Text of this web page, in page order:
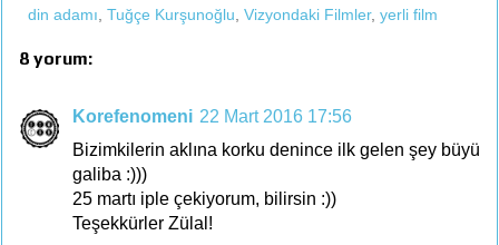
din adamı Tuğçe Kurşunoğlu Vizyondaki Filmler, yerli film
8 yorum:
Korefenomeni 22 Mart 2016 17:56
Bizimkilerin aklına korku denince ilk gelen şey büyü
galiba :)))
25 martı iple çekiyorum, bilirsin :))
Teşekkürler Zülal!